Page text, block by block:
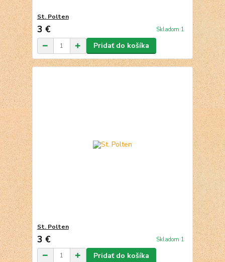
St. Polten
3 € Skladom 1
Pridať do košíka
St. Polten
3 € Skladom 1
Pridať do košíka